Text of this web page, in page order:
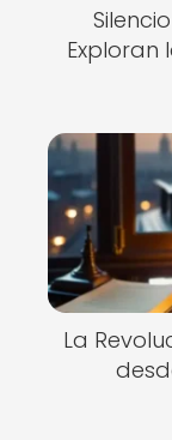
Exploran
La